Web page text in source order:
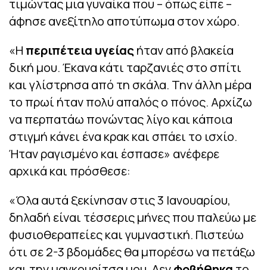
τιμώντας μια γυναίκα που – όπως είπε –
άφησε ανεξίτηλο αποτύπωμα στον χώρο.
«Η περιπέτεια υγείαςήταν από βλακεία
δική μου. Έκανα κάτι ταρζανιές στο σπίτι
και γλίστρησα από τη σκάλα. Την άλλη μέρα
το πρωί ήταν πολύ απαλός ο πόνος. Αρχίζω
να περπατάω πονώντας λίγο και κάποια
στιγμή κάνει ένα κρακ και σπάει το ισχίο.
Ήταν ραγισμένο και έσπασε» ανέφερε
αρχικά και πρόσθεσε:
«Όλα αυτά ξεκίνησαν στις 3 Ιανουαρίου,
δηλαδή είναι τέσσερις μήνες που παλεύω με
φυσιοθεραπείες και γυμναστική. Πιστεύω
ότι σε 2-3 βδομάδες θα μπορέσω να πετάξω